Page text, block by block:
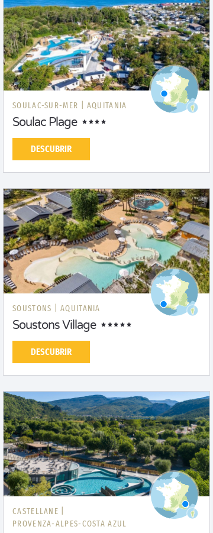
SOULAC-SUR-MER | AQUITANIA
Soulac Plage
DESCUBRIR
SOUSTONS | AQUITANIA
Soustons Village
DESCUBRIR
CASTELLANE |
PROVENZA-ALPES-COSTA AZUL